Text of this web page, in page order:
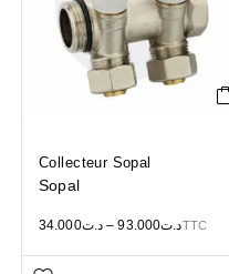
Collecteur Sopal
Sopal
د.ت34.000 – د.ت93.000 TTC